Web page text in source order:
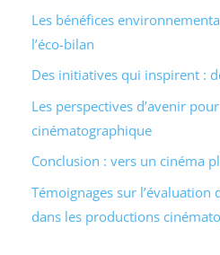
Les bénéfices
l’éco-bilan
Des initiatives qui inspirent :
Les perspectives d’avenir
cinématographique
Conclusion : vers un cinéma
Témoignages sur l’évaluation
dans les productions